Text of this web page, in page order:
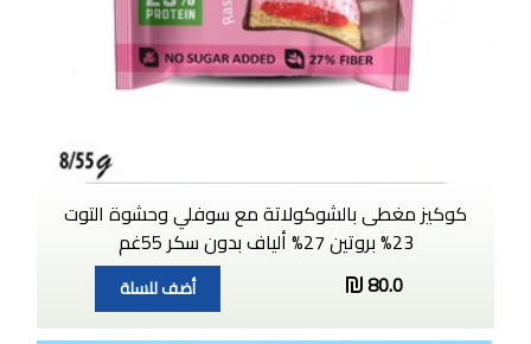
كوكيز مغطى بالشوكولاتة مع سوفلي وحشوة التوت
23% بروتين 27% ألياف بدون سكر 55غم
80.0
أضف للسلة